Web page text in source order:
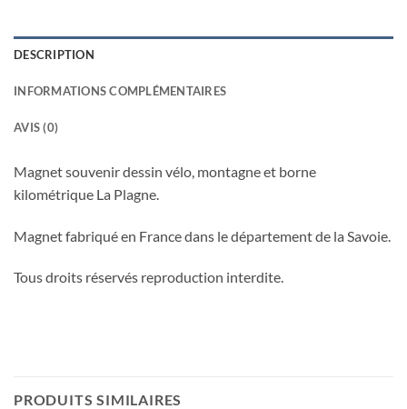
DESCRIPTION
INFORMATIONS COMPLÉMENTAIRES
AVIS (0)
Magnet souvenir dessin vélo, montagne et borne
kilométrique La Plagne.
Magnet fabriqué en France dans le département de la Savoie.
Tous droits réservés reproduction interdite.
PRODUITS SIMILAIRES